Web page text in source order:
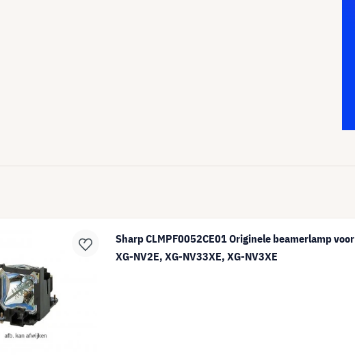
Sharp CLMPF0052CE01 Originele beamerlamp voor
XG-NV2E, XG-NV33XE, XG-NV3XE